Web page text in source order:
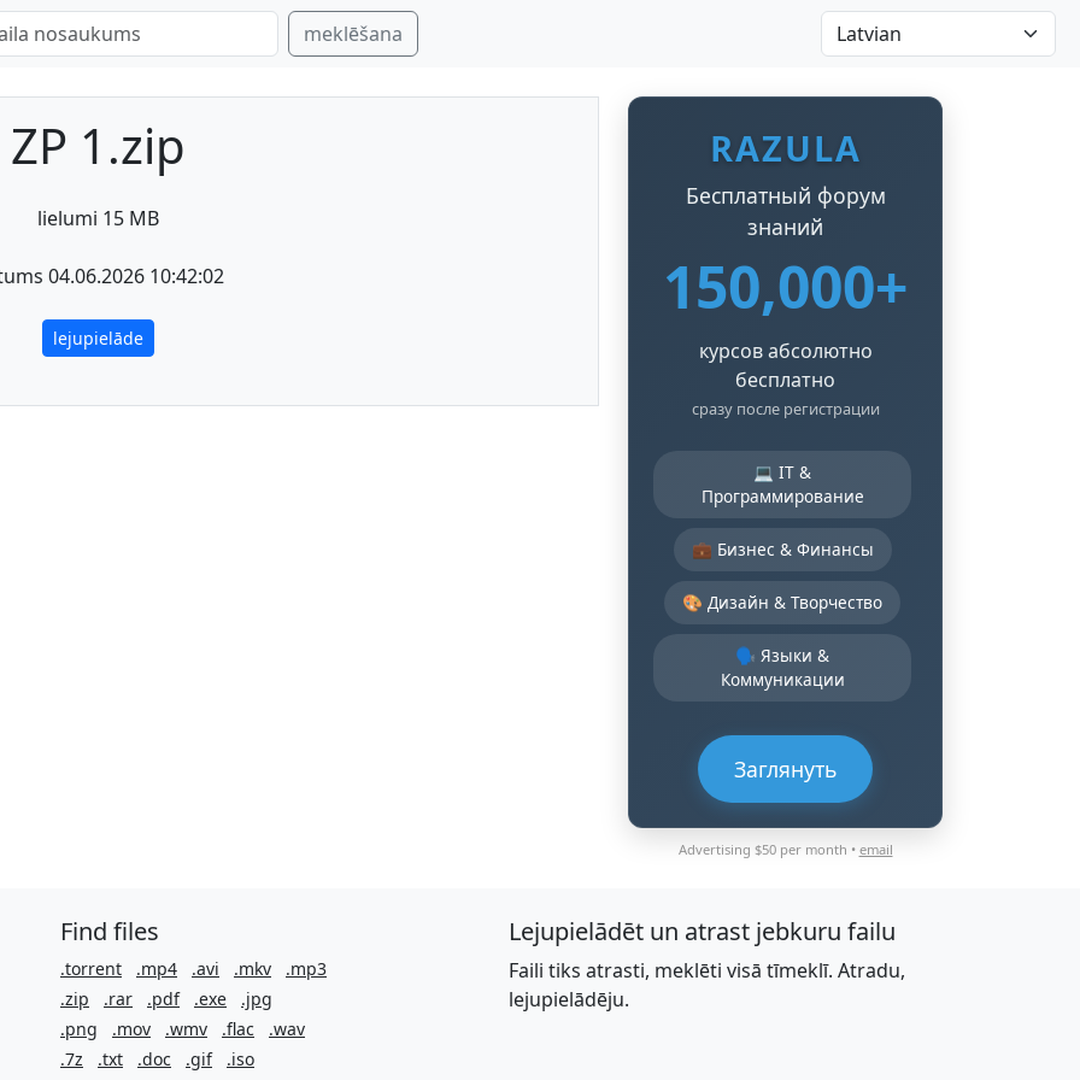
meklēšana
ZP 1.zip
lielumi 15 MB
04.06.2026 10:42:02
lejupielāde
RAZULA
Бесплатный форум
знаний
150,000+
курсов абсолютно
бесплатно
сразу после регистрации
💻 IT &
Программирование
💼 Бизнес & Финансы
🎨 Дизайн & Творчество
🗣️ Языки &
Коммуникации
Заглянуть
Advertising $50 per month • email
Find files
.torrent .mp4 .avi .mkv
.mp3
.zip
.rar .pdf .exe
.jpg
.png
.mov .wmv .flac
.wav
.7z
.txt .doc .gif .iso
Lejupielādēt un atrast jebkuru failu
Faili tiks atrasti, meklēti visā tīmeklī. Atradu,
lejupielādēju.